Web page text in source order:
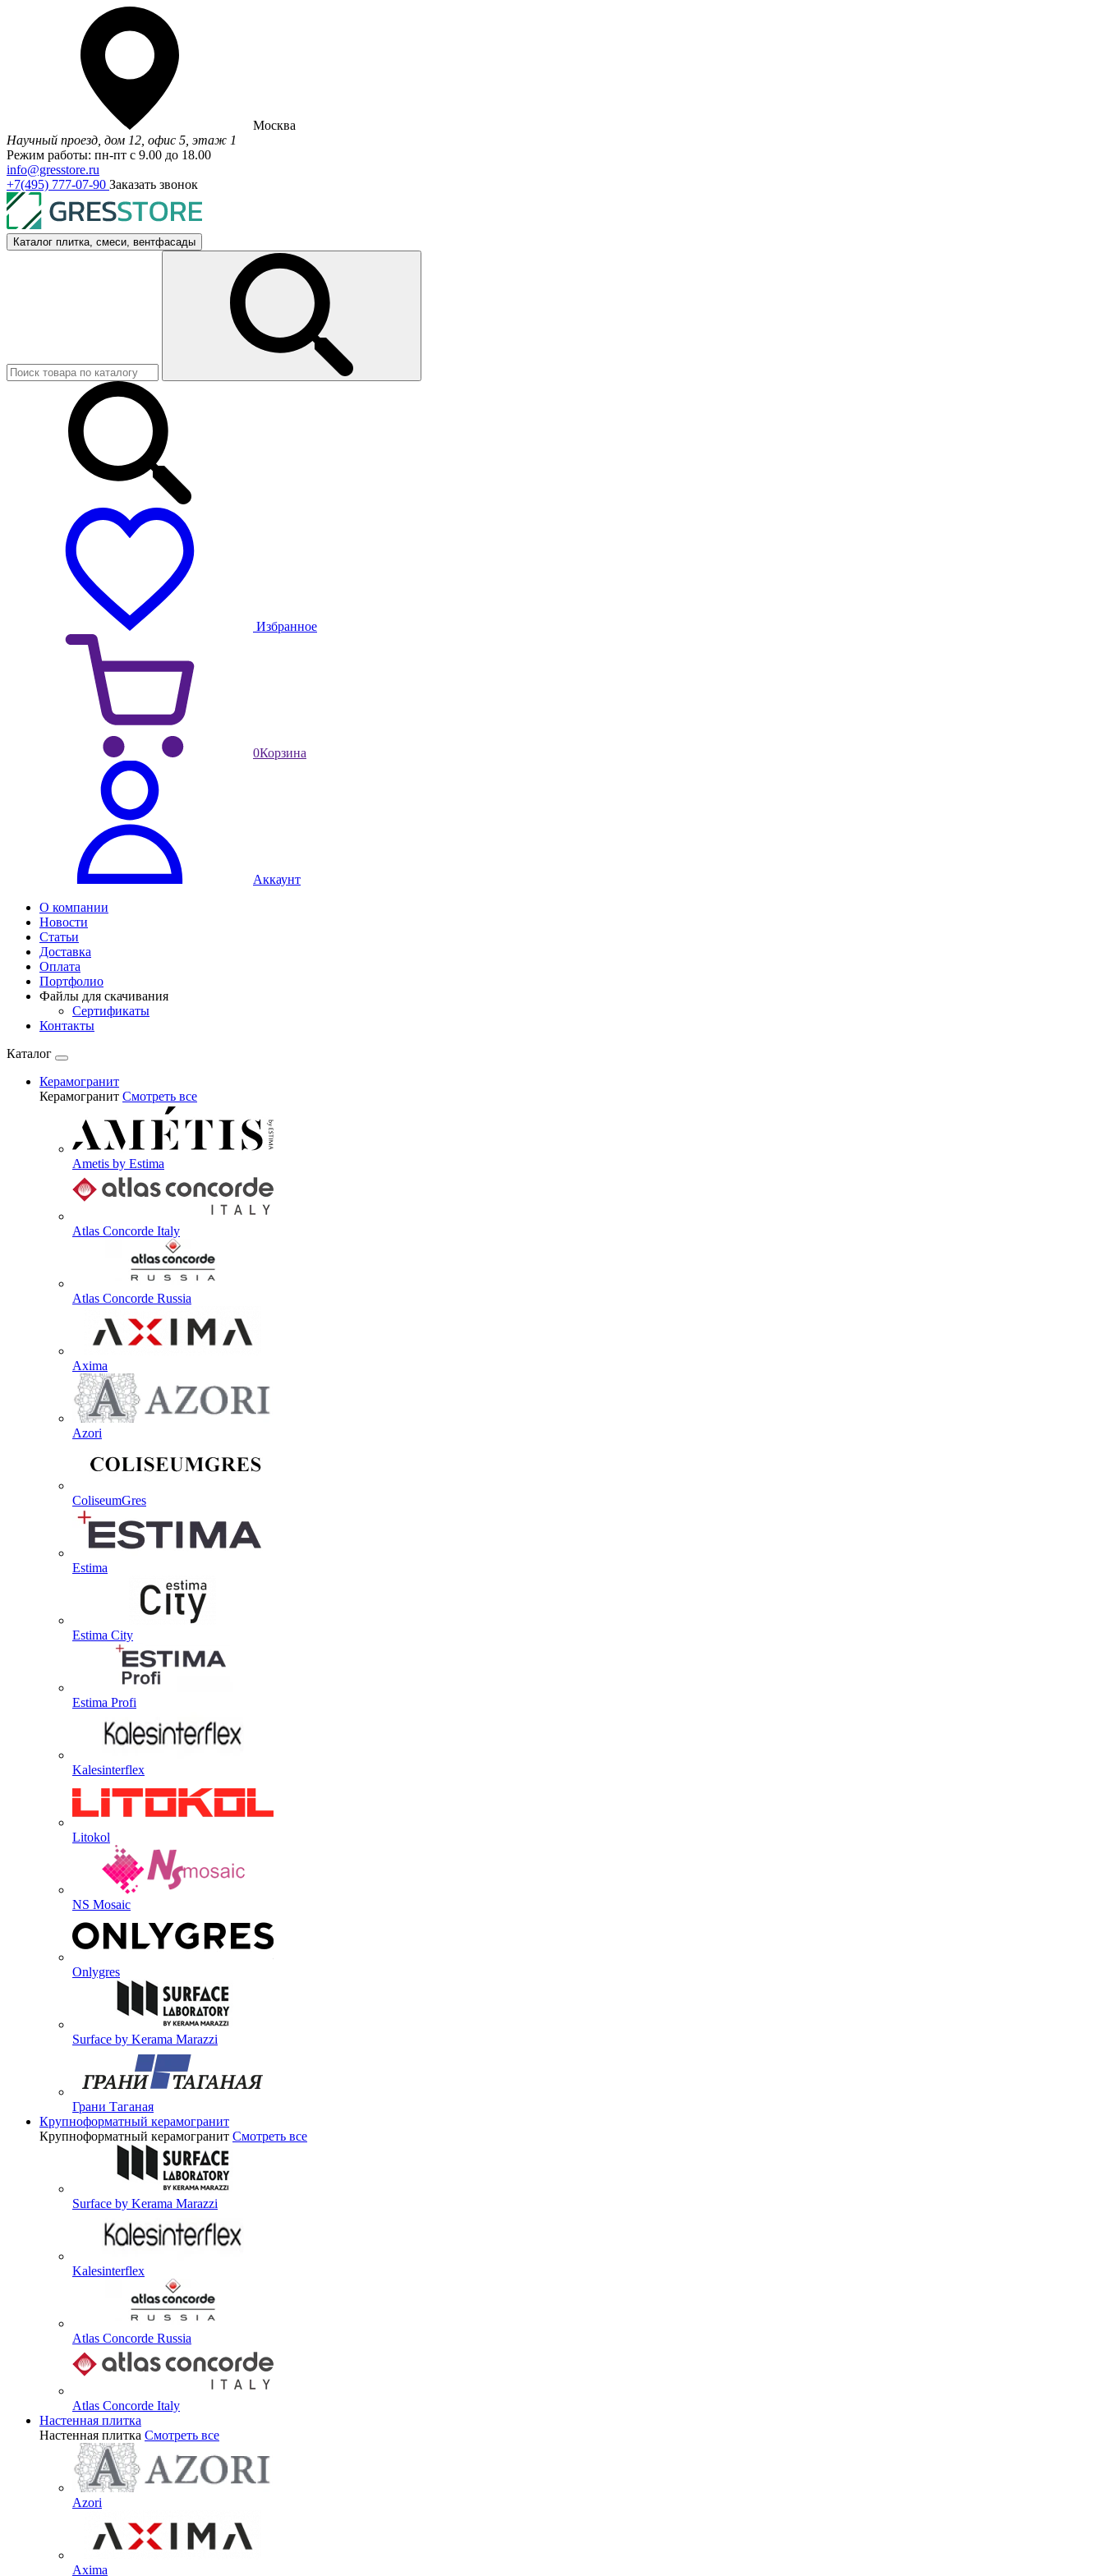
Москва
Научный проезд, дом 12, офис 5, этаж 1
Режим работы: пн-пт с 9.00 до 18.00
info@gresstore.ru
+7(495) 777-07-90 Заказать звонок
Каталог плитка, смеси, вентфасады
Избранное
0Корзина
Аккаунт
О компании
Новости
Статьи
Доставка
Оплата
Портфолио
Файлы для скачивания
Сертификаты
Контакты
Каталог
Керамогранит
Керамогранит Смотреть все
Ametis by Estima
Atlas Concorde Italy
Atlas Concorde Russia
Axima
Azori
ColiseumGres
Estima
Estima City
Estima Profi
Kalesinterflex
Litokol
NS Mosaic
Onlygres
Surface by Kerama Marazzi
Грани Таганая
Крупноформатный керамогранит
Крупноформатный керамогранит Смотреть все
Surface by Kerama Marazzi
Kalesinterflex
Atlas Concorde Russia
Atlas Concorde Italy
Настенная плитка
Настенная плитка Смотреть все
Azori
Axima